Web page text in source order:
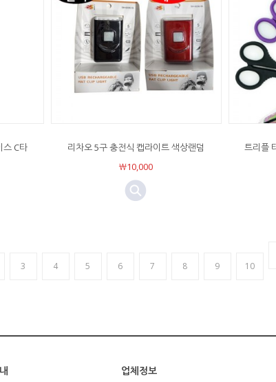
스 C타
리차오 5구 충전식 캡라이트 색상랜덤
￦10,000
트리플
3 4 5 6 7 8 9 10
업체정보